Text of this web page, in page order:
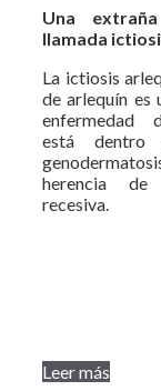
Una
llamada
La ictiosis
de arlequín es
enfermedad
está dentro
herencia de
recesiva.
Leer más